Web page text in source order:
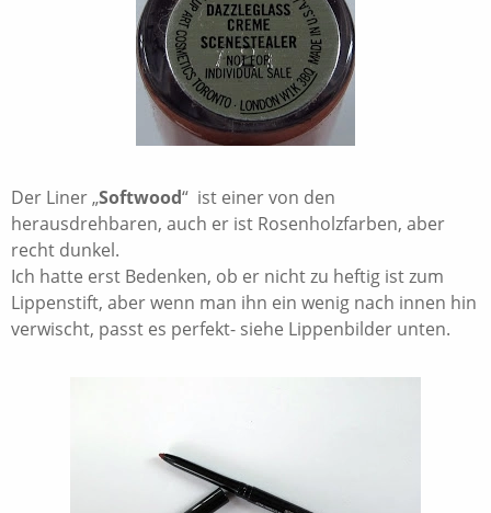
Der Liner „Softwood“ ist einer von den
herausdrehbaren, auch er ist Rosenholzfarben, aber
recht dunkel.
Ich hatte erst Bedenken, ob er nicht zu heftig ist zum
Lippenstift, aber wenn man ihn ein wenig nach innen hin
verwischt, passt es perfekt- siehe Lippenbilder unten.